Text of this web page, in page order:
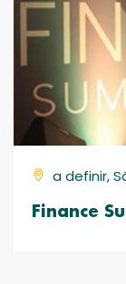
a definir,
Finance